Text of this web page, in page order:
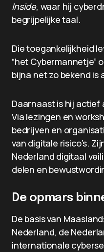
Inside, waar hij
begrijpelijke taal.
Die toegankelijkheid
“het Cybermannetje”
bijna net zo bekend is
Daarnaast is hij actief
Via lezingen en
bedrijven en
van digitale risico’s.
Nederland digitaal
delen en
De opmars
De basis van
Nederland, de
internationale